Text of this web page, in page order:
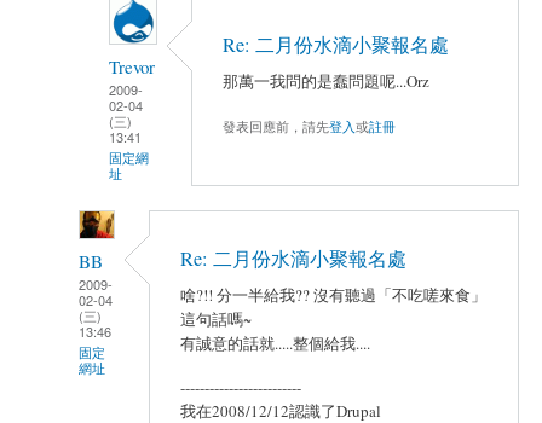
Trevor
2009-
02-04
(三)
13:41
固定網
址
Re: 二月份水滴小聚報名處
那萬一我問的是蠢問題呢...Orz
發表回應前，請先登入或註冊
BB
2009-
02-04
(三)
13:46
固定
網址
Re: 二月份水滴小聚報名處
啥?!! 分一半給我?? 沒有聽過「不吃嗟來食」
這句話嗎~
有誠意的話就.....整個給我....
-------------------------
我在2008/12/12認識了Drupal